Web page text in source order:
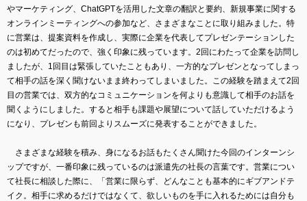
やマーケティング、ChatGPTを活用した文章の翻訳と要約、新規事業に関する
オンラインミーティングへの参加など、さまざまなことに取り組みました。特
に営業は、提案資料を作成し、実際に企業を代表してプレゼンテーションした
のは初めてだったので、強く印象に残っています。2回にわたって企業を訪問し
ましたが、1回目は緊張していたこともあり、一方的なプレゼンとなってしまっ
て相手の話を深く聞けないまま終わってしまいました。この経験を踏まえて2回
目の営業では、双方的なコミュニケーションを何よりも意識して相手のお話を
聞くようにしました。すると相手も課題や展望について話していただけるよう
になり、プレゼンも前回よりスムーズに発表することができました。
さまざまな経験を積み、身になるお話もたくさん聞けた今回のインターンシ
ップですが、一番印象に残っているのは派遣先の社長の言葉です。営業につい
て社長に相談した際に、「営業に限らず、どんなことも基本的にギブアンドテ
イク。相手に求めるだけではなくて、欲しいものを手に入れるためには自分も